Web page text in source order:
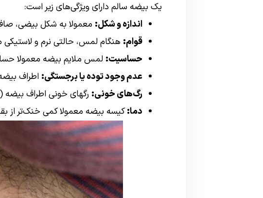
یک بیضه سالم دارای ویژگی‌های زیر است:
اندازه و شکل: معمولا به شکل بیضی، صاف
قوام: هنگام لمس، حالتی نرم و
حساسیت: لمس ملایم بیضه معمولا
عدم وجود توده یا برجستگی: اطراف
رگ‌های خونی: رگهای خونی اطراف بیضه
دما:کیسه بیضه معمولا کمی خنک‌تر از